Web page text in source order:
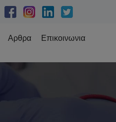
Αρθρα Επικοινωνια